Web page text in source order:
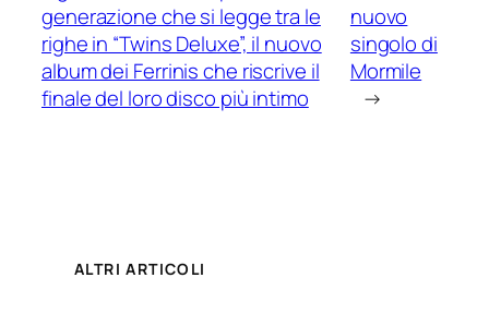
generazione che si legge tra le
righe in “Twins Deluxe”, il nuovo
album dei Ferrinis che riscrive il
finale del loro disco più intimo
nuovo
singolo di
Mormile
→
ALTRI ARTICOLI